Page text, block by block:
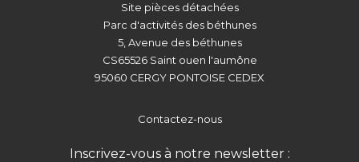
Site pièces détachées
Parc d'activités des béthunes
5, Avenue des béthunes
CS65526 Saint ouen l'aumône
95060 CERGY PONTOISE CEDEX
Contactez-nous
Inscrivez-vous à notre newsletter :